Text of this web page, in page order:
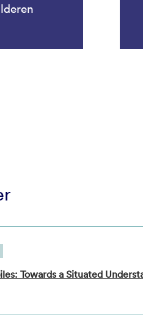
Towards a Situated